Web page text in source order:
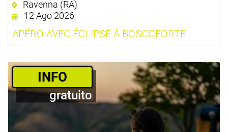
Ravenna (RA)
12 Ago 2026
APÉRO AVEC ÉCLIPSE À BOSCOFORTE
­INFO
gratuito